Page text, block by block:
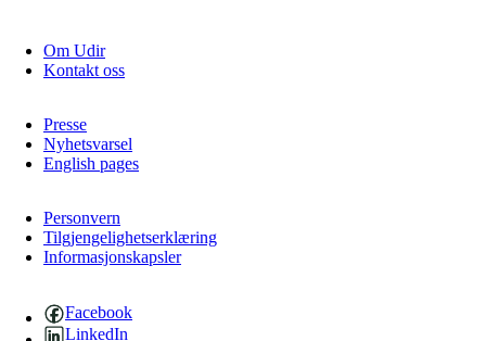
Om Udir
Kontakt oss
Presse
Nyhetsvarsel
English pages
Personvern
Tilgjengelighetserklæring
Informasjonskapsler
Facebook
LinkedIn